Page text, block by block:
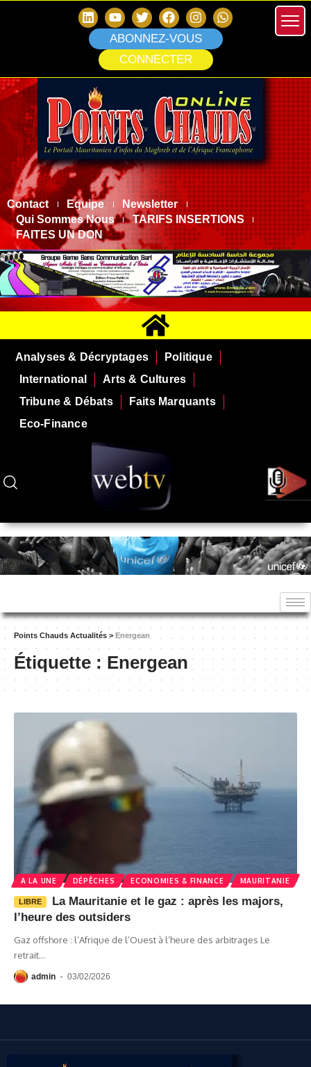
ABONNEZ-VOUS
CONNECTER
Contact Equipe
Newsletter
Qui Sommes Nous
TARIFS INSERTIONS
FAITES UN DON
Analyses & Décryptages
Politique
International
Arts & Cultures
Tribune & Débats
Faits Marquants
Eco-Finance
Points Chauds Actualités > Energean
Étiquette : Energean
A LA UNE DÉPÊCHES ECONOMIES & FINANCE MAURITANIE
LIBRE
La Mauritanie et le gaz : après les majors,
l’heure des outsiders
Gaz offshore : l’Afrique de l’Ouest à l’heure des arbitrages Le
retrait…
admin 03/02/2026